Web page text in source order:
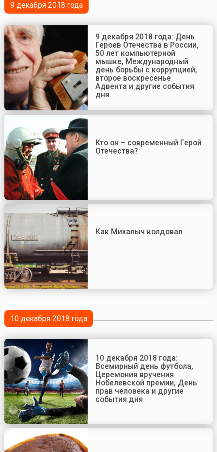
9 декабря 2018 года
9 декабря 2018 года: День
Героев Отечества в России,
50 лет компьютерной
мышке, Международный
день борьбы с коррупцией,
второе воскресенье
Адвента и другие события
дня
Кто он – современный Герой
Отечества?
Как Михалыч колдовал
10 декабря 2018 года
10 декабря 2018 года:
Всемирный день футбола,
Церемония вручения
Нобелевской премии, День
прав человека и другие
события дня